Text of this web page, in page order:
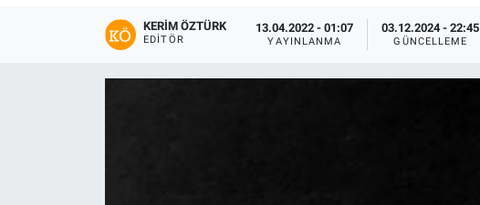
KERIM ÖZTÜRK
EDITÖR
13.04.2022 - 01:07
YAYINLANMA
03.12.2024 - 22:45
GÜNCELLEME
Haber Arşivi